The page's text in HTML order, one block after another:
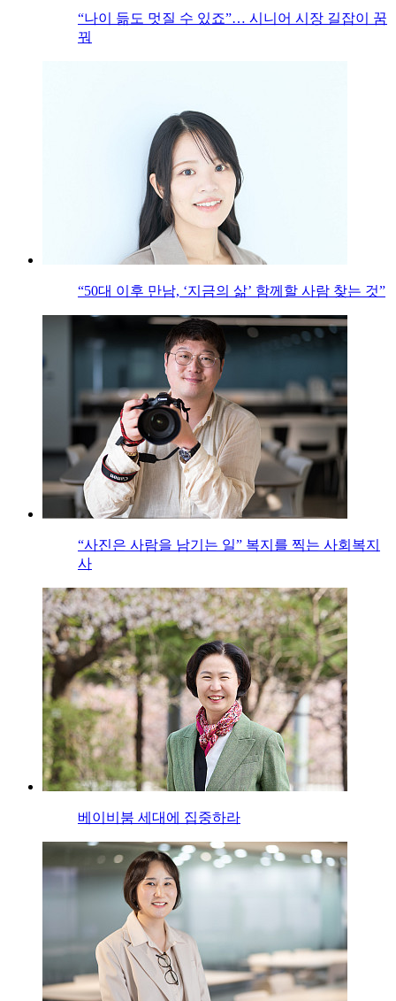
“나이 듦도 멋질 수 있죠”… 시니어 시장 길잡이 꿈
꿔
“50대 이후 만남, ‘지금의 삶’ 함께할 사람 찾는 것”
“사진은 사람을 남기는 일” 복지를 찍는 사회복지
사
베이비붐 세대에 집중하라